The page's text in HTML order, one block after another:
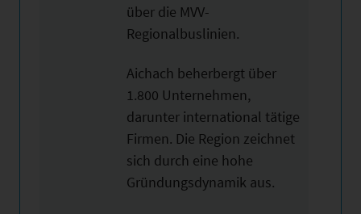
über die MVV-
Regionalbuslinien.
Aichach beherbergt über
1.800 Unternehmen,
darunter international tätige
Firmen. Die Region zeichnet
sich durch eine hohe
Gründungsdynamik aus.